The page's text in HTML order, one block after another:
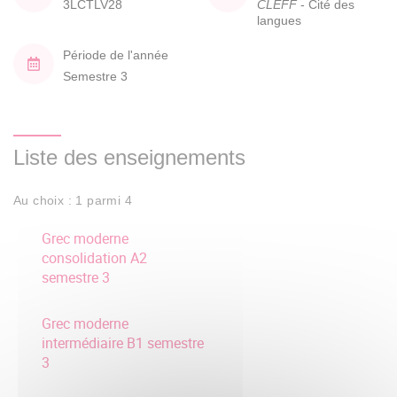
3LCTLV28 CLEFF - Cité des
langues
Période de l'année
Semestre 3
Liste des enseignements
Au choix : 1 parmi 4
Grec moderne
consolidation A2
semestre 3
Grec moderne
intermédiaire B1 semestre
3